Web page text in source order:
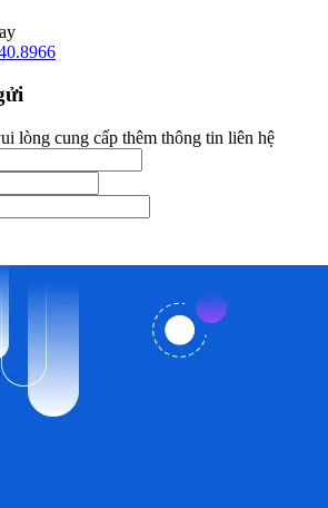
lòng cung cấp thêm thông tin liên hệ